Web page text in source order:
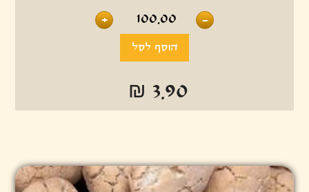
-
100.00
+
₪ 3.90